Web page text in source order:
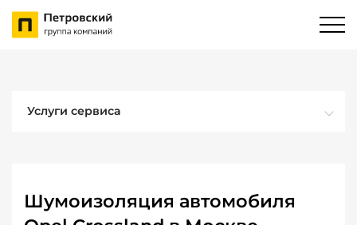
Услуги сервиса
Шумоизоляция автомобиля